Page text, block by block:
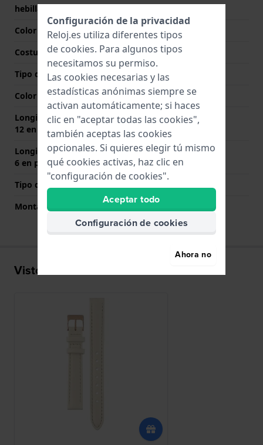
hebilla
Color de correa
Beige
Costura de color
Beige
Tipo de cierre
Hebilla
Color del cierre
Oro rosado
Longitud de la correa a las
12 en punto (mm)
70 mm
Longitud de la correa a las
6 en punto (mm)
115 mm
Tipo de montaje
Montaje Recto
Si
Visto recientemente
Configuración de la privacidad
Reloj.es utiliza diferentes tipos
de cookies. Para algunos tipos
necesitamos su permiso.
Las cookies necesarias y las
estadísticas anónimas siempre se
activan automáticamente; si haces
clic en "aceptar todas las cookies",
también aceptas las cookies
opcionales. Si quieres elegir tú mismo
qué cookies activas, haz clic en
"configuración de cookies".
Aceptar todo
Configuración de cookies
Ahora no